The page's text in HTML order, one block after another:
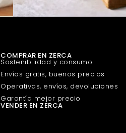
COMPRAR EN ZERCA
Sostenibilidad y consumo
Envíos gratis, buenos precios
Operativas, envíos, devoluciones
Garantía mejor precio
VENDER EN ZERCA